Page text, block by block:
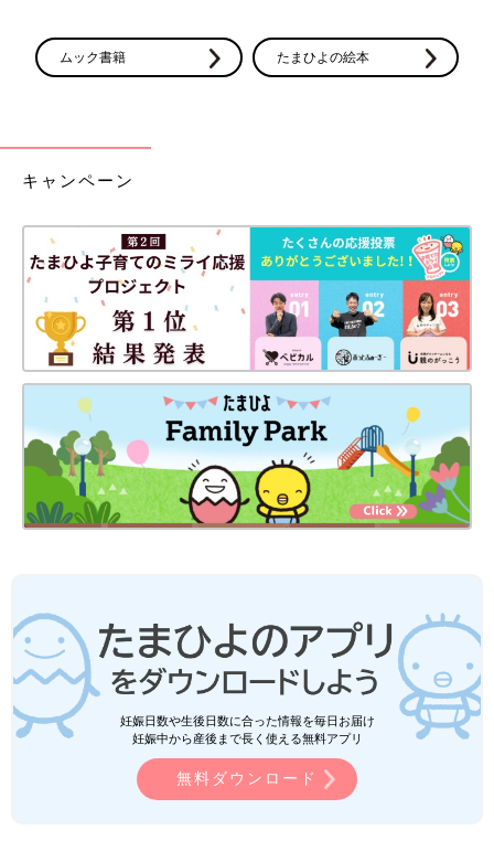
Twitter
@mitsugobiyori
[三つ子まみれな毎日
編
ムック書籍 たまひよの絵本
キャンペーン
妊娠日数や生後日数に合った情報を毎日お届け
妊娠中から産後まで長く使える無料アプリ
無料ダウンロード